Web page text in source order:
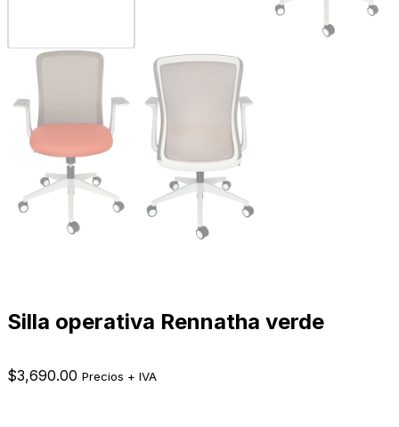
Silla operativa Rennatha verde
$3,690.00 Precios + IVA